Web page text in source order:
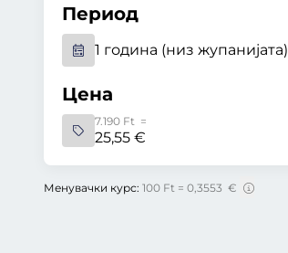
Период
1 година (низ жупанијата)
Цена
7.190 Ft =
25,55 €
Менувачки курс: 100 Ft = 0,3553 €